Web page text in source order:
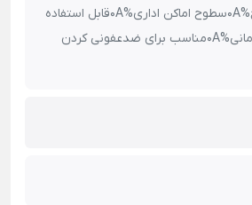
دست و تمامی سطوح%0Aسطوح اماکن اداری%0Aقابل استفاده
در مراکز بهداشتی- درمانی%0Aمناسب برای ضدعفونی کردن